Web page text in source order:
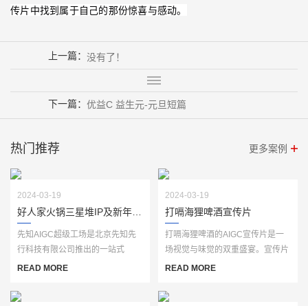
传片中找到属于自己的那份惊喜与感动。
上一篇： 没有了！
下一篇： 优益C 益生元-元旦短篇
热门推荐 更多案例
2024-03-19
先知AIGC超级工场是北京先知先
行科技有限公司推出的一站式
AIGC生产服务平台，基于自主研
READ MORE
2024-03-19
打嗝海狸啤酒宣传片
打嗝海狸啤酒的AIGC宣传片是一
场视觉与味觉的双重盛宴。宣传片
以独特的创意和精美的画面，生动
READ MORE